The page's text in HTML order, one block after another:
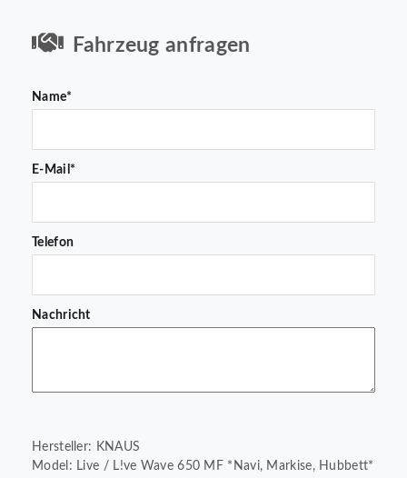
Fahrzeug anfragen
Name*
E-Mail*
Telefon
Nachricht
Hersteller: KNAUS
Model: Live / L!ve Wave 650 MF *Navi, Markise, Hubbett*